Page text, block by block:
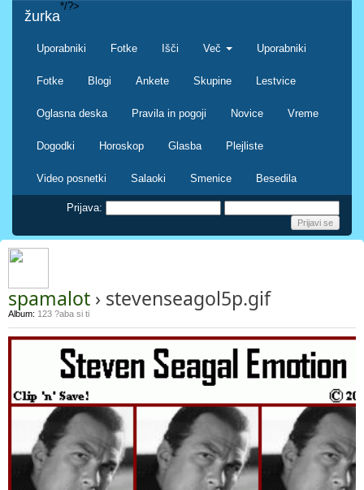
žurka
Uporabniki Fotke Išči Več Uporabniki
Fotke Blogi Ankete Skupine Lestvice
Oglasna deska Pravila in pogoji Novice Vreme
Dogodki Horoskop Glasba Plejliste
Video posnetki Salaoki Smenice Besedila
*/?>
Prijava:
spamalot › stevenseagol5p.gif
Album: 123 ?aba si ti